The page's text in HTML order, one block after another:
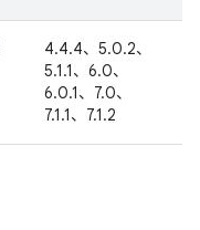
4.4.4、5.0.2、
5.1.1、6.0、
6.0.1、7.0、
7.1.1、7.1.2